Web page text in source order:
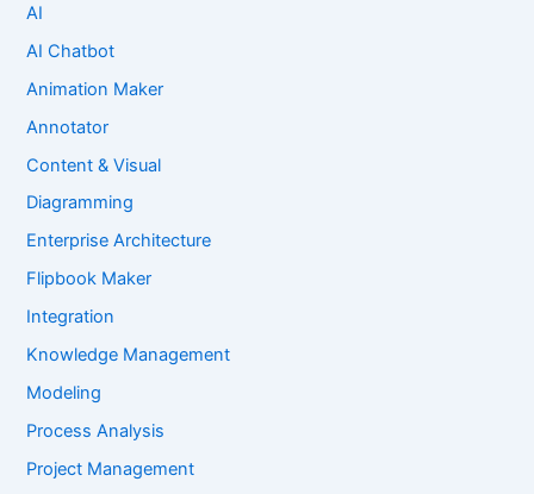
AI
AI Chatbot
Animation Maker
Annotator
Content & Visual
Diagramming
Enterprise Architecture
Flipbook Maker
Integration
Knowledge Management
Modeling
Process Analysis
Project Management